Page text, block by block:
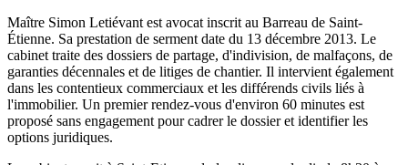
Maître Simon Letiévant est avocat inscrit au Barreau de Saint-
Étienne. Sa prestation de serment date du 13 décembre 2013. Le
cabinet traite des dossiers de partage, d'indivision, de malfaçons, de
garanties décennales et de litiges de chantier. Il intervient également
dans les contentieux commerciaux et les différends civils liés à
l'immobilier. Un premier rendez-vous d'environ 60 minutes est
proposé sans engagement pour cadrer le dossier et identifier les
options juridiques.